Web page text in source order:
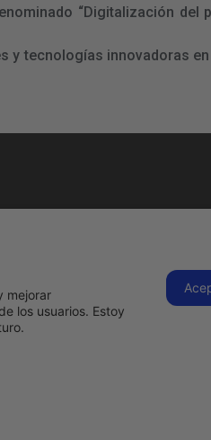
“Digitalización
y tecnologías innovadoras
Hermadi Tools |
mejorar
los usuarios. Estoy